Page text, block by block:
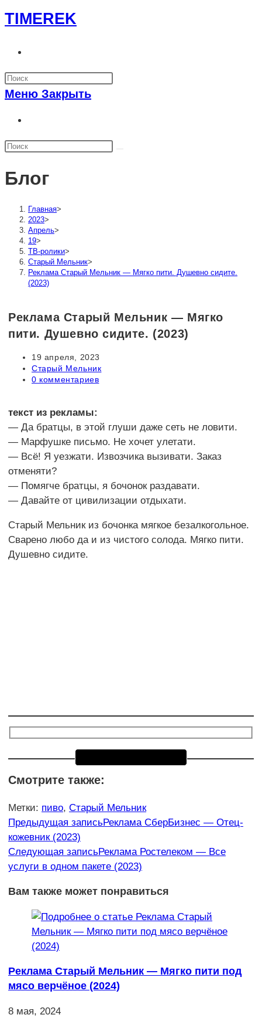
Перейти
к
TIMEREK
по
веб-
Меню Закрыть
по
сайту
Блог
Главная>
2023>
Апрель>
19>
ТВ-ролики>
Старый Мельник>
Реклама Старый Мельник — Мягко пити. Душевно сидите.
(2023)
Реклама Старый Мельник — Мягко
пити. Душевно сидите. (2023)
Запись
опубликована:
19 апреля, 2023
Рубрика
записи:
Старый Мельник
Комментарии
0 комментариев
текст из рекламы:
— Да братцы, в этой глуши даже сеть не ловити.
— Марфушке письмо. Не хочет улетати.
— Всё! Я уезжати. Извозчика вызивати. Заказ
отменяти?
— Помягче братцы, я бочонок раздавати.
— Давайте от цивилизации отдыхати.
Старый Мельник из бочонка мягкое безалкогольное.
Сварено любо да и из чистого солода. Мягко пити.
Душевно сидите.
Смотрите также:
Метки: пиво, Старый Мельник
Еще
статьи
Предыдущая записьРеклама СберБизнес — Отец-
кожевник (2023)
Следующая записьРеклама Ростелеком — Все
услуги в одном пакете (2023)
Вам также может понравиться
Реклама Старый Мельник — Мягко пити под
мясо верчёное (2024)
8 мая, 2024